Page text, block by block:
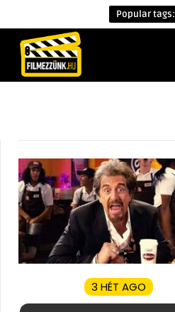
Popular tags:
3 HÉT AGO